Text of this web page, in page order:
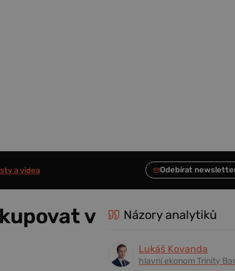
a videa
v
Názory analytiků
Lukáš Kovanda
hlavní ekonom Trinity